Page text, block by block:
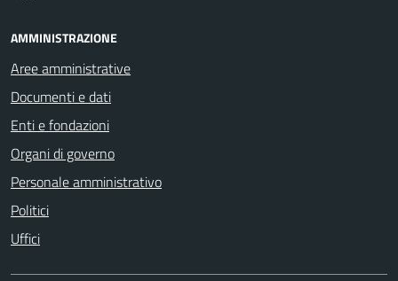
AMMINISTRAZIONE
Aree amministrative
Documenti e dati
Enti e fondazioni
Organi di governo
Personale amministrativo
Politici
Uffici